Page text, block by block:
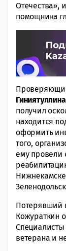
Отечества»,
помощника
Гиниятуллина
получил
находится
оформить
того,
ему провели
Потерявший
Кожураткин
ветерана и